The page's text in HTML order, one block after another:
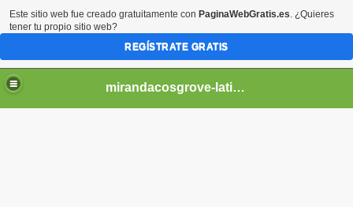
mirandacosgrove-latino
Este sitio web fue creado gratuitamente con PaginaWebGratis.es. ¿Quieres
tener tu propio sitio web?
REGÍSTRATE GRATIS